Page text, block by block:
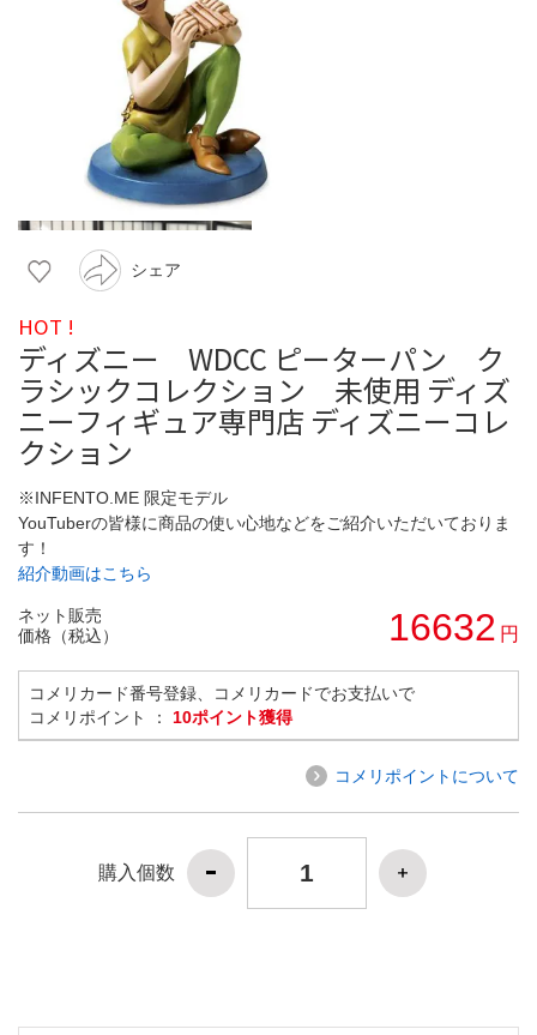
シェア
HOT !
ディズニー WDCC ピーターパン ク
ラシックコレクション 未使用 ディズ
ニーフィギュア専門店 ディズニーコレ
クション
※INFENTO.ME 限定モデル
YouTuberの皆様に商品の使い心地などをご紹介いただいておりま
す！
紹介動画はこちら
ネット販売
価格（税込）
16632 円
コメリカード番号登録、コメリカードでお支払いで
コメリポイント ： 10ポイント獲得
コメリポイントについて
購入個数